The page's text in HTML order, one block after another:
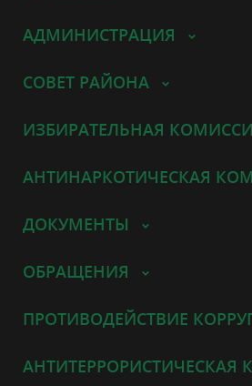
АДМИНИСТРАЦИЯ
СОВЕТ РАЙОНА
ИЗБИРАТЕЛЬНАЯ
АНТИНАРКОТИЧЕСКАЯ
ДОКУМЕНТЫ
ОБРАЩЕНИЯ
ПРОТИВОДЕЙСТВИЕ